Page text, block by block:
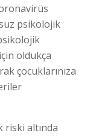
psikolojik
oldukça
çocuklarınıza
riski altında